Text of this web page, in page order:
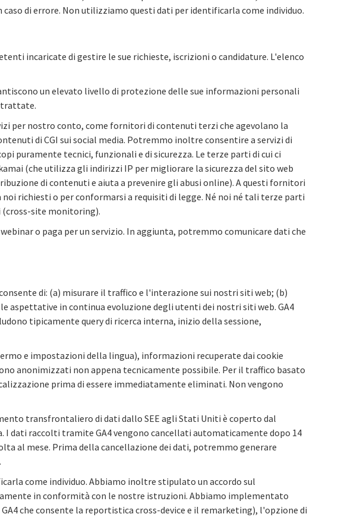
di errore. Non utilizziamo questi dati per identificarla come individuo.
incaricate di gestire le sue richieste, iscrizioni o candidature. L'elenco
un elevato livello di protezione delle sue informazioni personali
trattate.
per nostro conto, come fornitori di contenuti terzi che agevolano la
di CGI sui social media. Potremmo inoltre consentire a servizi di
puramente tecnici, funzionali e di sicurezza. Le terze parti di cui ci
(che utilizza gli indirizzi IP per migliorare la sicurezza del sito web
di contenuti e aiuta a prevenire gli abusi online). A questi fornitori
richiesti o per conformarsi a requisiti di legge. Né noi né tali terze parti
site monitoring).
o paga per un servizio. In aggiunta, potremmo comunicare dati che
di: (a) misurare il traffico e l'interazione sui nostri siti web; (b)
aspettative in continua evoluzione degli utenti dei nostri siti web. GA4
tipicamente query di ricerca interna, inizio della sessione,
e impostazioni della lingua), informazioni recuperate dai cookie
anonimizzati non appena tecnicamente possibile. Per il traffico basato
prima di essere immediatamente eliminati. Non vengono
transfrontaliero di dati dallo SEE agli Stati Uniti è coperto dal
I dati raccolti tramite GA4 vengono cancellati automaticamente dopo 14
al mese. Prima della cancellazione dei dati, potremmo generare
come individuo. Abbiamo inoltre stipulato un accordo sul
in conformità con le nostre istruzioni. Abbiamo implementato
che consente la reportistica cross-device e il remarketing), l'opzione di